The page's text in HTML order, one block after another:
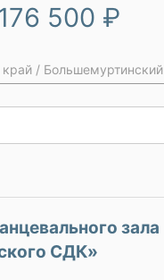
хозяйство,
органы и т.д.
объема
сокращение
500 ₽
/
зала
СДК»